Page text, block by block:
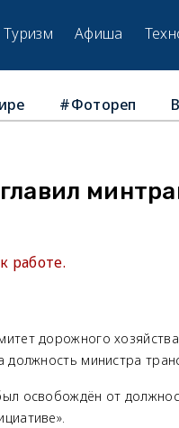
Туризм Афиша
#Фотореп
работе.
дорожного
должность министра
освобождён от